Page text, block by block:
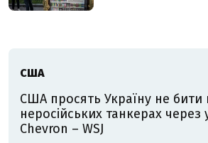
США
США просять Україну не бити
неросійських танкерах через
Chevron – WSJ